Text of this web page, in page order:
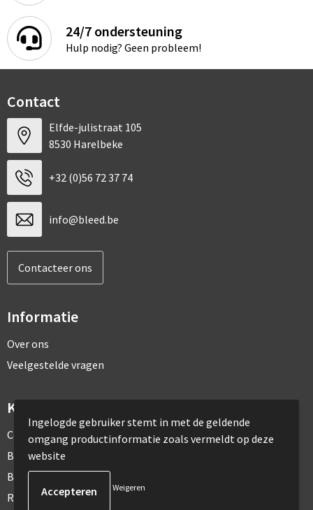
24/7 ondersteuning
Hulp nodig? Geen probleem!
Contact
Elfde-julistraat 105
8530 Harelbeke
+32 (0)56 72 37 74
info@bleed.be
Contacteer ons
Informatie
Over ons
Veelgestelde vragen
Klantenservice
Contact
Bestelling & Bezorging
Betaalmethoden
Retourneren
Ingelogde gebruiker stemt in met de geldende
omgang productinformatie zoals vermeldt op deze
website
Weigeren